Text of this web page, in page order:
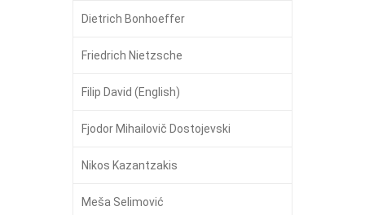
Dietrich Bonhoeffer
Friedrich Nietzsche
Filip David (English)
Fjodor Mihailovič Dostojevski
Nikos Kazantzakis
Meša Selimović